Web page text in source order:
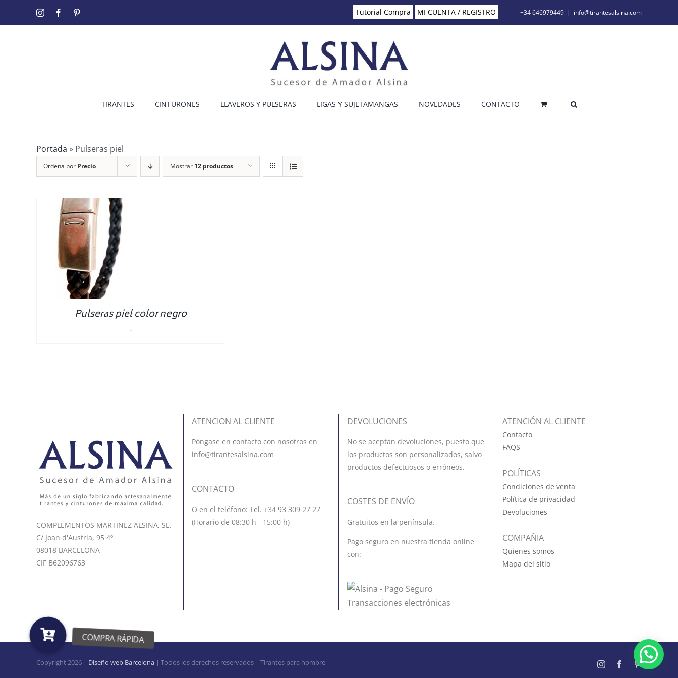
InstagramFacebook Tutorial Compra MI CUENTA / REGISTRO +34 646979449 | info@tirantesalsina.com
TIRANTES CINTURONES LLAVEROS Y PULSERAS LIGAS Y SUJETAMANGAS NOVEDADES CONTACTO
Portada » Pulseras piel
Ordena por Precio Mostrar 12 productos
Pulseras piel color negro
COMPLEMENTOS MARTINEZ ALSINA, SL.
C/ Joan d'Austria, 95 4º
08018 BARCELONA
CIF B62096763
ATENCION AL CLIENTE
Póngase en contacto con nosotros en
info@tirantesalsina.com
CONTACTO
O en el teléfono: Tel. +34 93 309 27 27
(Horario de 08:30 h - 15:00 h)
DEVOLUCIONES
No se aceptan devoluciones, puesto que
los productos son personalizados, salvo
productos defectuosos o erróneos.
COSTES DE ENVÍO
Gratuitos en la península.
Pago seguro en nuestra tienda online
con:
ATENCIÓN AL CLIENTE
Contacto
FAQS
POLÍTICAS
Condiciones de venta
Política de privacidad
Devoluciones
COMPAÑIA
Quienes somos
Mapa del sitio
Copyright 2026 | Diseño web Barcelona | Todos los derechos reservados | Tirantes para hombre InstagramFacebook
Pinterest